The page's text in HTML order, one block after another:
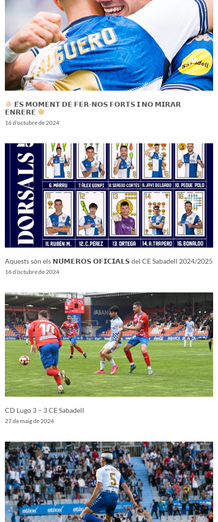
𝗘́𝗦 𝗠𝗢𝗠𝗘𝗡𝗧 𝗗𝗘 𝗙𝗘𝗥-𝗡𝗢𝗦 𝗙𝗢𝗥𝗧𝗦 𝗜 𝗡𝗢 𝗠𝗜𝗥𝗔𝗥
𝗘𝗡𝗥𝗘𝗥𝗘
16 d'octubre de 2024
Aquests són els 𝗡𝗨́𝗠𝗘𝗥𝗢𝗦 𝗢𝗙𝗜𝗖𝗜𝗔𝗟𝗦 del CE Sabadell 2024/2025
16 d'octubre de 2024
CD Lugo 3 – 3 CE Sabadell
27 de maig de 2024